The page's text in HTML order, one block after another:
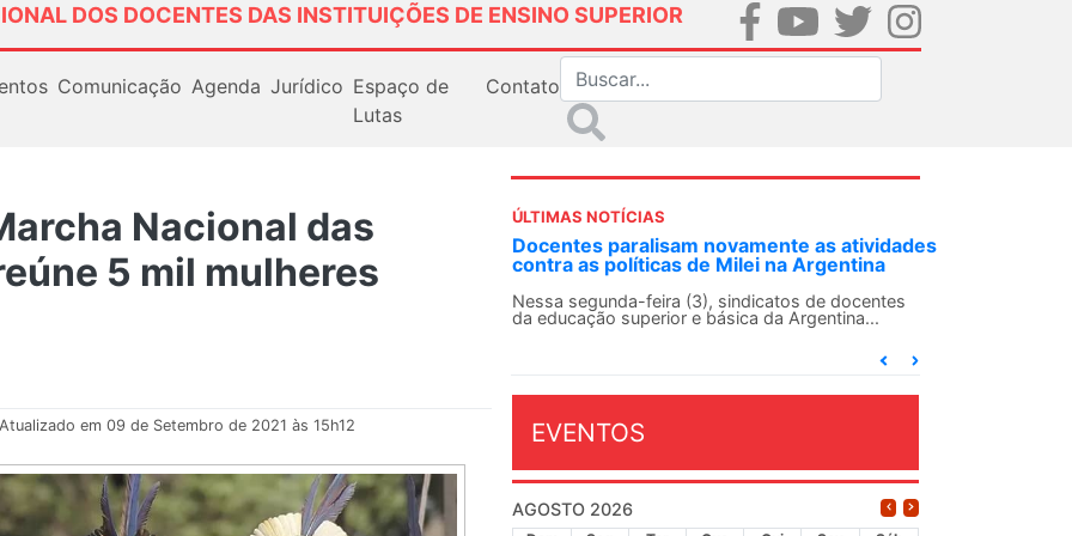
DOS DOCENTES DAS INSTITUIÇÕES DE ENSINO SUPERIOR
Comunicação Agenda Jurídico Espaço de
Lutas
Contato
Nacional das
5 mil mulheres
Atualizado em 09 de Setembro de 2021 às 15h12
ÚLTIMAS NOTÍCIAS
ANDES-SN convoca docentes para Dia de
Solidariedade Internacionalista com Cuba em
13 de agosto
O ANDES-SN conclama suas seções sindicais e o
EVENTOS